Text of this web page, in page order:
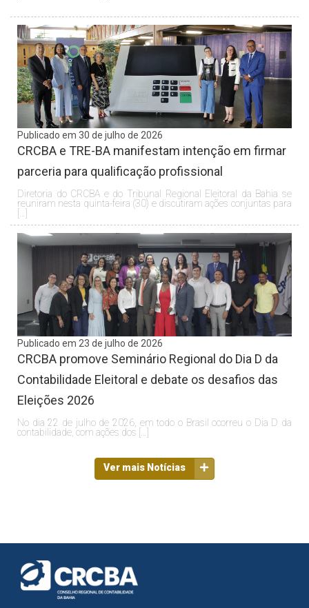
Publicado em 30 de julho de 2026
CRCBA e TRE-BA manifestam intenção em firmar
parceria para qualificação profissional
Diretoria do CRCBA e do Tribunal Regional Eleitoral da Bahia se
reuniram nesta quinta-feira (30) e discutiram ações conjuntas para
Publicado em 23 de julho de 2026
CRCBA promove Seminário Regional do Dia D da
Contabilidade Eleitoral e debate os desafios das
Eleições 2026
No dia 22 de julho de 2026, em todo o Brasil ocorreu o Dia D da
contabilidade, com ações dos […]
Ver mais Notícias